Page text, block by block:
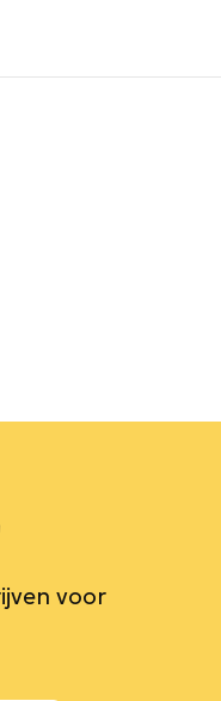
voor